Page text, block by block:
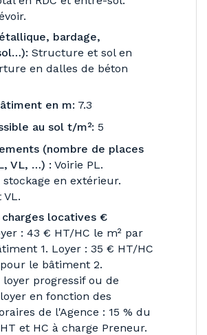
bardage,
Structure et sol en
en dalles de béton
en m: 7.3
au sol t/m²: 5
(nombre de places
VL, …) : Voirie PL.
stockage en extérieur.
VL.
locatives €
: 43 € HT/HC le m² par
1. Loyer : 35 € HT/HC
le bâtiment 2.
loyer progressif ou de
en fonction des
de l'Agence : 15 % du
et HC à charge Preneur.